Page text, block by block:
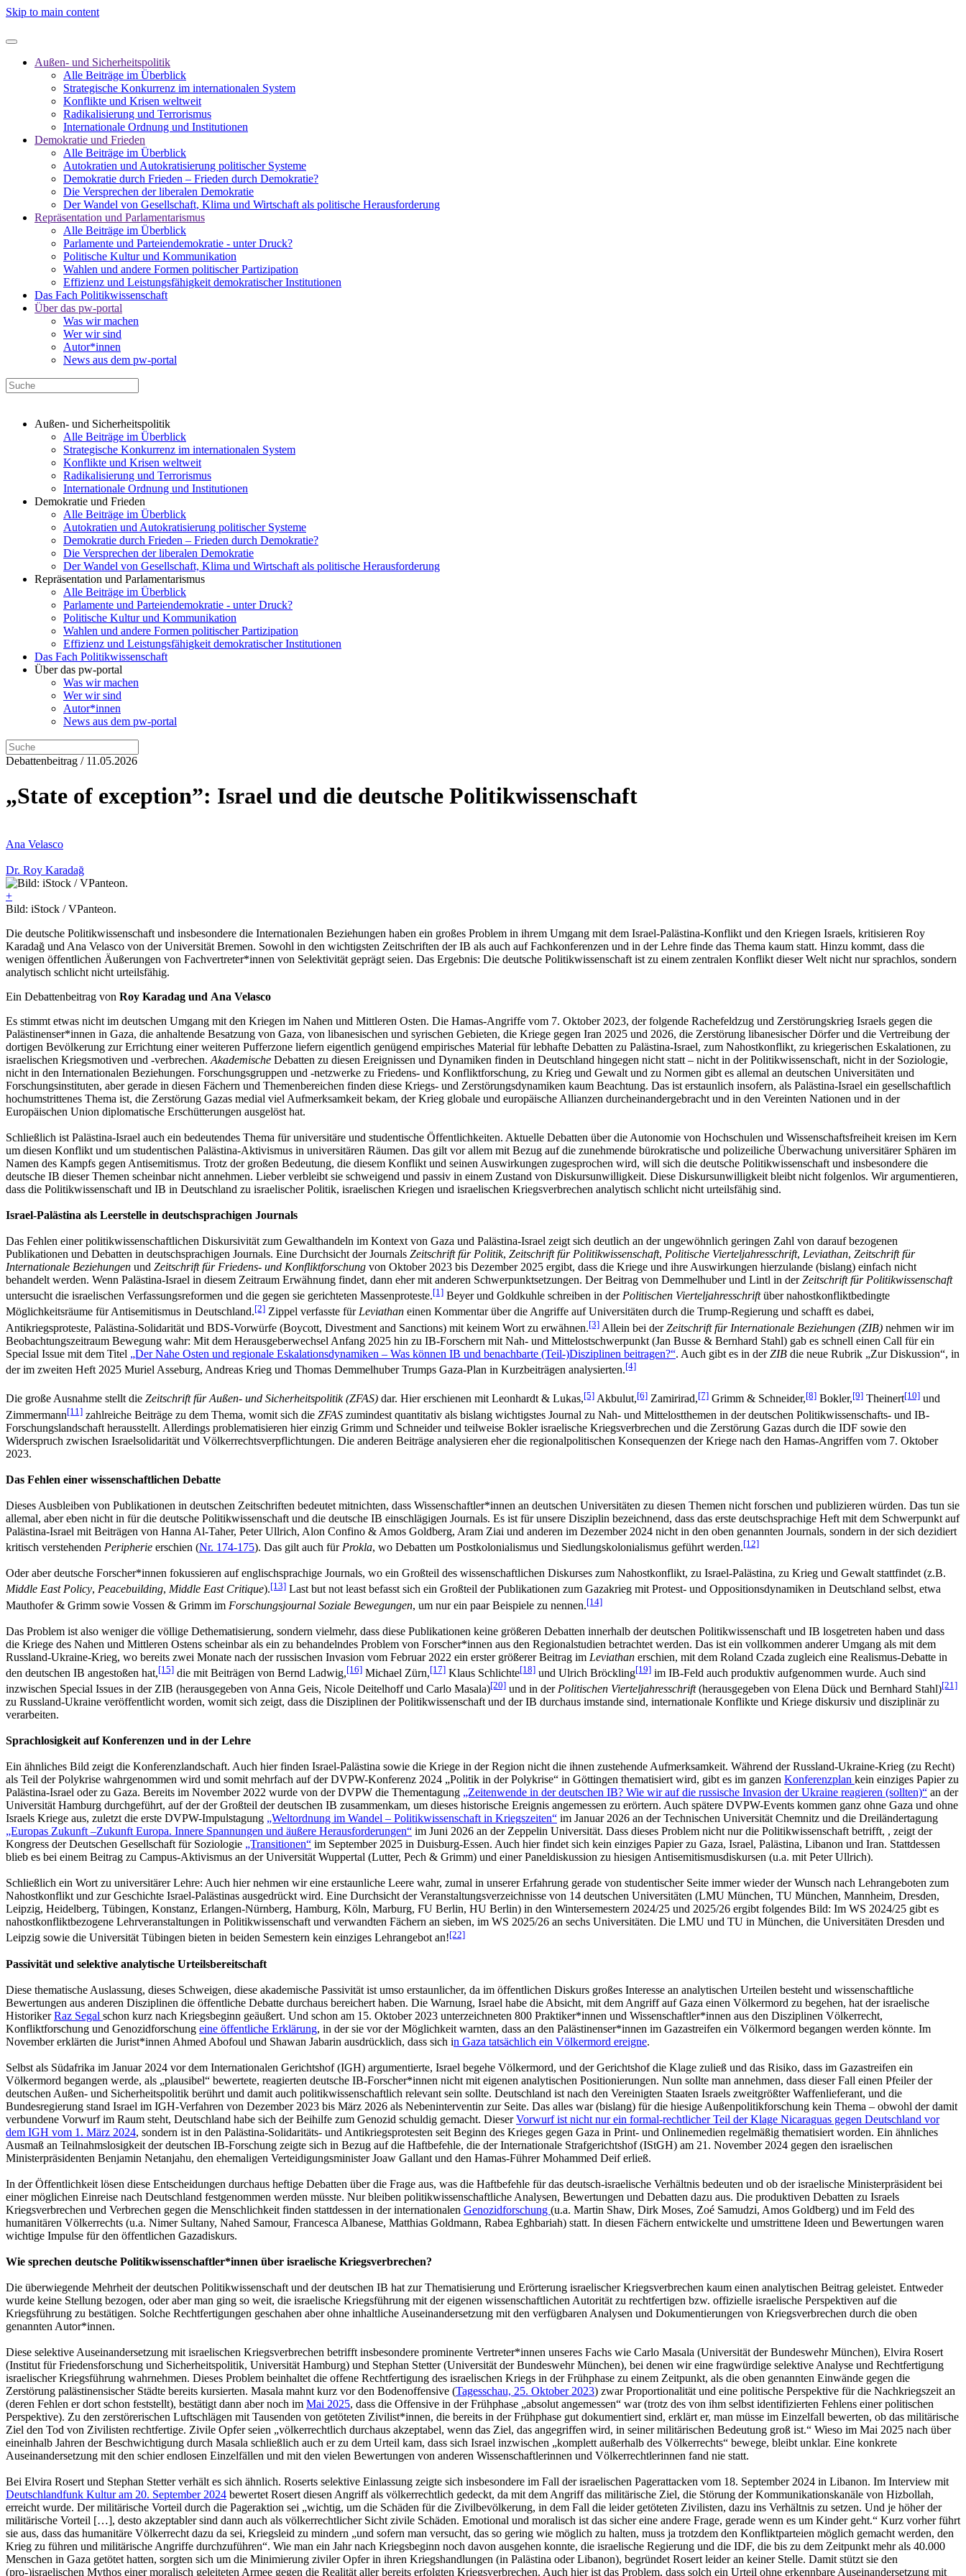
Skip to main content
Außen- und Sicherheitspolitik
Alle Beiträge im Überblick
Strategische Konkurrenz im internationalen System
Konflikte und Krisen weltweit
Radikalisierung und Terrorismus
Internationale Ordnung und Institutionen
Demokratie und Frieden
Alle Beiträge im Überblick
Autokratien und Autokratisierung politischer Systeme
Demokratie durch Frieden – Frieden durch Demokratie?
Die Versprechen der liberalen Demokratie
Der Wandel von Gesellschaft, Klima und Wirtschaft als politische Herausforderung
Repräsentation und Parlamentarismus
Alle Beiträge im Überblick
Parlamente und Parteiendemokratie - unter Druck?
Politische Kultur und Kommunikation
Wahlen und andere Formen politischer Partizipation
Effizienz und Leistungsfähigkeit demokratischer Institutionen
Das Fach Politikwissenschaft
Über das pw-portal
Was wir machen
Wer wir sind
Autor*innen
News aus dem pw-portal
Außen- und Sicherheitspolitik
Alle Beiträge im Überblick
Strategische Konkurrenz im internationalen System
Konflikte und Krisen weltweit
Radikalisierung und Terrorismus
Internationale Ordnung und Institutionen
Demokratie und Frieden
Alle Beiträge im Überblick
Autokratien und Autokratisierung politischer Systeme
Demokratie durch Frieden – Frieden durch Demokratie?
Die Versprechen der liberalen Demokratie
Der Wandel von Gesellschaft, Klima und Wirtschaft als politische Herausforderung
Repräsentation und Parlamentarismus
Alle Beiträge im Überblick
Parlamente und Parteiendemokratie - unter Druck?
Politische Kultur und Kommunikation
Wahlen und andere Formen politischer Partizipation
Effizienz und Leistungsfähigkeit demokratischer Institutionen
Das Fach Politikwissenschaft
Über das pw-portal
Was wir machen
Wer wir sind
Autor*innen
News aus dem pw-portal
Debattenbeitrag / 11.05.2026
„State of exception”: Israel und die deutsche Politikwissenschaft
Ana Velasco
Dr. Roy Karadağ
+
Bild: iStock / VPanteon.
Die deutsche Politikwissenschaft und insbesondere die Internationalen Beziehungen haben ein großes Problem in ihrem Umgang mit dem Israel-Palästina-Konflikt und den Kriegen Israels, kritisieren Roy
Karadağ und Ana Velasco von der Universität Bremen. Sowohl in den wichtigsten Zeitschriften der IB als auch auf Fachkonferenzen und in der Lehre finde das Thema kaum statt. Hinzu kommt, dass die
wenigen öffentlichen Äußerungen von Fachvertreter*innen von Selektivität geprägt seien. Das Ergebnis: Die deutsche Politikwissenschaft ist zu einem zentralen Konflikt dieser Welt nicht nur sprachlos, sondern
analytisch schlicht nicht urteilsfähig.
Ein Debattenbeitrag von Roy Karadag und Ana Velasco
Es stimmt etwas nicht im deutschen Umgang mit den Kriegen im Nahen und Mittleren Osten. Die Hamas-Angriffe vom 7. Oktober 2023, der folgende Rachefeldzug und Zerstörungskrieg Israels gegen die
Palästinenser*innen in Gaza, die anhaltende Besatzung von Gaza, von libanesischen und syrischen Gebieten, die Kriege gegen Iran 2025 und 2026, die Zerstörung libanesischer Dörfer und die Vertreibung der
dortigen Bevölkerung zur Errichtung einer weiteren Pufferzone liefern eigentlich genügend empirisches Material für lebhafte Debatten zu Palästina-Israel, zum Nahostkonflikt, zu kriegerischen Eskalationen, zu
israelischen Kriegsmotiven und -verbrechen. Akademische Debatten zu diesen Ereignissen und Dynamiken finden in Deutschland hingegen nicht statt – nicht in der Politikwissenschaft, nicht in der Soziologie,
nicht in den Internationalen Beziehungen. Forschungsgruppen und -netzwerke zu Friedens- und Konfliktforschung, zu Krieg und Gewalt und zu Normen gibt es allemal an deutschen Universitäten und
Forschungsinstituten, aber gerade in diesen Fächern und Themenbereichen finden diese Kriegs- und Zerstörungsdynamiken kaum Beachtung. Das ist erstaunlich insofern, als Palästina-Israel ein gesellschaftlich
hochumstrittenes Thema ist, die Zerstörung Gazas medial viel Aufmerksamkeit bekam, der Krieg globale und europäische Allianzen durcheinandergebracht und in den Vereinten Nationen und in der
Europäischen Union diplomatische Erschütterungen ausgelöst hat.
Schließlich ist Palästina-Israel auch ein bedeutendes Thema für universitäre und studentische Öffentlichkeiten. Aktuelle Debatten über die Autonomie von Hochschulen und Wissenschaftsfreiheit kreisen im Kern
um diesen Konflikt und um studentischen Palästina-Aktivismus in universitären Räumen. Das gilt vor allem mit Bezug auf die zunehmende bürokratische und polizeiliche Überwachung universitärer Sphären im
Namen des Kampfs gegen Antisemitismus. Trotz der großen Bedeutung, die diesem Konflikt und seinen Auswirkungen zugesprochen wird, will sich die deutsche Politikwissenschaft und insbesondere die
deutsche IB dieser Themen scheinbar nicht annehmen. Lieber verbleibt sie schweigend und passiv in einem Zustand von Diskursunwilligkeit. Diese Diskursunwilligkeit bleibt nicht folgenlos. Wir argumentieren,
dass die Politikwissenschaft und IB in Deutschland zu israelischer Politik, israelischen Kriegen und israelischen Kriegsverbrechen analytisch schlicht nicht urteilsfähig sind.
Israel-Palästina als Leerstelle in deutschsprachigen Journals
Das Fehlen einer politikwissenschaftlichen Diskursivität zum Gewalthandeln im Kontext von Gaza und Palästina-Israel zeigt sich deutlich an der ungewöhnlich geringen Zahl von darauf bezogenen
Publikationen und Debatten in deutschsprachigen Journals. Eine Durchsicht der Journals Zeitschrift für Politik, Zeitschrift für Politikwissenschaft, Politische Vierteljahresschrift, Leviathan, Zeitschrift für
Internationale Beziehungen und Zeitschrift für Friedens- und Konfliktforschung von Oktober 2023 bis Dezember 2025 ergibt, dass die Kriege und ihre Auswirkungen hierzulande (bislang) einfach nicht
behandelt werden. Wenn Palästina-Israel in diesem Zeitraum Erwähnung findet, dann eher mit anderen Schwerpunktsetzungen. Der Beitrag von Demmelhuber und Lintl in derZeitschrift für Politikwissenschaft
untersucht die israelischen Verfassungsreformen und die gegen sie gerichteten Massenproteste.[1] Beyer und Goldkuhle schreiben in der Politischen Vierteljahresschriftüber nahostkonfliktbedingte
Möglichkeitsräume für Antisemitismus in Deutschland.[2] Zippel verfasste fürLeviathan einen Kommentar über die Angriffe auf Universitäten durch die Trump-Regierung und schafft es dabei,
Antikriegsproteste, Palästina-Solidarität und BDS-Vorwürfe (Boycott, Divestment and Sanctions) mit keinem Wort zu erwähnen.[3] Allein bei derZeitschrift für Internationale Beziehungen (ZIB) nehmen wir im
Beobachtungszeitraum Bewegung wahr: Mit dem Herausgeberwechsel Anfang 2025 hin zu IB-Forschern mit Nah- und Mittelostschwerpunkt (Jan Busse & Bernhard Stahl) gab es schnell einen Call für ein
Special Issue mit dem Titel „Der Nahe Osten und regionale Eskalationsdynamiken – Was können IB und benachbarte (Teil-)Disziplinen beitragen?“. Auch gibt es in derZIB die neue Rubrik „Zur Diskussion“, in
der im zweiten Heft 2025 Muriel Asseburg, Andreas Krieg und Thomas Demmelhuber Trumps Gaza-Plan in Kurzbeiträgen analysierten.[4]
Die große Ausnahme stellt die Zeitschrift für Außen- und Sicherheitspolitik (ZFAS) dar. Hier erschienen mit Leonhardt & Lukas,[5] Akbulut,[6] Zamirirad,[7] Grimm & Schneider,[8] Bokler,[9] Theinert[10] und
Zimmermann[11] zahlreiche Beiträge zu dem Thema, womit sich die ZFAS zumindest quantitativ als bislang wichtigstes Journal zu Nah- und Mittelostthemen in der deutschen Politikwissenschafts- und IB-
Forschungslandschaft herausstellt. Allerdings problematisieren hier einzig Grimm und Schneider und teilweise Bokler israelische Kriegsverbrechen und die Zerstörung Gazas durch die IDF sowie den
Widerspruch zwischen Israelsolidarität und Völkerrechtsverpflichtungen. Die anderen Beiträge analysieren eher die regionalpolitischen Konsequenzen der Kriege nach den Hamas-Angriffen vom 7. Oktober
2023.
Das Fehlen einer wissenschaftlichen Debatte
Dieses Ausbleiben von Publikationen in deutschen Zeitschriften bedeutet mitnichten, dass Wissenschaftler*innen an deutschen Universitäten zu diesen Themen nicht forschen und publizieren würden. Das tun sie
allemal, aber eben nicht in für die deutsche Politikwissenschaft und die deutsche IB einschlägigen Journals. Es ist für unsere Disziplin bezeichnend, dass das erste deutschsprachige Heft mit dem Schwerpunkt auf
Palästina-Israel mit Beiträgen von Hanna Al-Taher, Peter Ullrich, Alon Confino & Amos Goldberg, Aram Ziai und anderen im Dezember 2024 nicht in den oben genannten Journals, sondern in der sich dezidiert
kritisch verstehenden Peripherie erschien (Nr. 174-175). Das gilt auch für Prokla, wo Debatten um Postkolonialismus und Siedlungskolonialismus geführt werden.[12]
Oder aber deutsche Forscher*innen fokussieren auf englischsprachige Journals, wo ein Großteil des wissenschaftlichen Diskurses zum Nahostkonflikt, zu Israel-Palästina, zu Krieg und Gewalt stattfindet (z.B.
Middle East Policy, Peacebuilding, Middle East Critique).[13] Last but not least befasst sich ein Großteil der Publikationen zum Gazakrieg mit Protest- und Oppositionsdynamiken in Deutschland selbst, etwa
Mauthofer & Grimm sowie Vossen & Grimm im Forschungsjournal Soziale Bewegungen, um nur ein paar Beispiele zu nennen.[14]
Das Problem ist also weniger die völlige Dethematisierung, sondern vielmehr, dass diese Publikationen keine größeren Debatten innerhalb der deutschen Politikwissenschaft und IB losgetreten haben und dass
die Kriege des Nahen und Mittleren Ostens scheinbar als ein zu behandelndes Problem von Forscher*innen aus den Regionalstudien betrachtet werden. Das ist ein vollkommen anderer Umgang als mit dem
Russland-Ukraine-Krieg, wo bereits zwei Monate nach der russischen Invasion vom Februar 2022 ein erster größerer Beitrag im Leviathan erschien, mit dem Roland Czada zugleich eine Realismus-Debatte in
den deutschen IB angestoßen hat,[15] die mit Beiträgen von Bernd Ladwig,[16] Michael Zürn,[17] Klaus Schlichte[18] und Ulrich Bröckling[19] im IB-Feld auch produktiv aufgenommen wurde. Auch sind
inzwischen Special Issues in der ZIB (herausgegeben von Anna Geis, Nicole Deitelhoff und Carlo Masala)[20] und in derPolitischen Vierteljahresschrift(herausgegeben von Elena Dück und Bernhard Stahl)[21]
zu Russland-Ukraine veröffentlicht worden, womit sich zeigt, dass die Disziplinen der Politikwissenschaft und der IB durchaus imstande sind, internationale Konflikte und Kriege diskursiv und disziplinär zu
verarbeiten.
Sprachlosigkeit auf Konferenzen und in der Lehre
Ein ähnliches Bild zeigt die Konferenzlandschaft. Auch hier finden Israel-Palästina sowie die Kriege in der Region nicht die ihnen zustehende Aufmerksamkeit. Während der Russland-Ukraine-Krieg (zu Recht)
als Teil der Polykrise wahrgenommen wird und somit mehrfach auf der DVPW-Konferenz 2024 „Politik in der Polykrise“ in Göttingen thematisiert wird, gibt es im ganzen Konferenzplan kein einziges Papier zu
Palästina-Israel oder zu Gaza. Bereits im November 2022 wurde von der DVPW die Thementagung „Zeitenwende in der deutschen IB? Wie wir auf die russische Invasion der Ukraine reagieren (sollten)“ an der
Universität Hamburg durchgeführt, auf der der Großteil der deutschen IB zusammenkam, um dieses historische Ereignis angemessen zu erörtern. Auch spätere DVPW-Events kommen ganz ohne Gaza und ohne
Israels Kriege aus, zuletzt die erste DVPW-Impulstagung „Weltordnung im Wandel – Politikwissenschaft in Kriegszeiten“ im Januar 2026 an der Technischen Universität Chemnitz und die Dreiländertagung
„Europas Zukunft –Zukunft Europa. Innere Spannungen und äußere Herausforderungen“ im Juni 2026 an der Zeppelin Universität. Dass dieses Problem nicht nur die Politikwissenschaft betrifft, , zeigt der
Kongress der Deutschen Gesellschaft für Soziologie „Transitionen“ im September 2025 in Duisburg-Essen. Auch hier findet sich kein einziges Papier zu Gaza, Israel, Palästina, Libanon und Iran. Stattdessen
blieb es bei einem Beitrag zu Campus-Aktivismus an der Universität Wuppertal (Lutter, Pech & Grimm) und einer Paneldiskussion zu hiesigen Antisemitismusdiskursen (u.a. mit Peter Ullrich).
Schließlich ein Wort zu universitärer Lehre: Auch hier nehmen wir eine erstaunliche Leere wahr, zumal in unserer Erfahrung gerade von studentischer Seite immer wieder der Wunsch nach Lehrangeboten zum
Nahostkonflikt und zur Geschichte Israel-Palästinas ausgedrückt wird. Eine Durchsicht der Veranstaltungsverzeichnisse von 14 deutschen Universitäten (LMU München, TU München, Mannheim, Dresden,
Leipzig, Heidelberg, Tübingen, Konstanz, Erlangen-Nürnberg, Hamburg, Köln, Marburg, FU Berlin, HU Berlin) in den Wintersemestern 2024/25 und 2025/26 ergibt folgendes Bild: Im WS 2024/25 gibt es
nahostkonfliktbezogene Lehrveranstaltungen in Politikwissenschaft und verwandten Fächern an sieben, im WS 2025/26 an sechs Universitäten. Die LMU und TU in München, die Universitäten Dresden und
Leipzig sowie die Universität Tübingen bieten in beiden Semestern kein einziges Lehrangebot an![22]
Passivität und selektive analytische Urteilsbereitschaft
Diese thematische Auslassung, dieses Schweigen, diese akademische Passivität ist umso erstaunlicher, da im öffentlichen Diskurs großes Interesse an analytischen Urteilen besteht und wissenschaftliche
Bewertungen aus anderen Disziplinen die öffentliche Debatte durchaus bereichert haben. Die Warnung, Israel habe die Absicht, mit dem Angriff auf Gaza einen Völkermord zu begehen, hat der israelische
HistorikerRaz Segal schon kurz nach Kriegsbeginn geäußert. Und schon am 15. Oktober 2023 unterzeichneten 800 Praktiker*innen und Wissenschaftler*innen aus den Disziplinen Völkerrecht,
Konfliktforschung und Genozidforschung eine öffentliche Erklärung, in der sie vor der Möglichkeit warnten, dass an den Palästinenser*innen im Gazastreifen ein Völkermord begangen werden könnte. Im
November erklärten die Jurist*innen Ahmed Abofoul und Shawan Jabarin ausdrücklich, dass sich in Gaza tatsächlich ein Völkermord ereigne.
Selbst als Südafrika im Januar 2024 vor dem Internationalen Gerichtshof (IGH) argumentierte, Israel begehe Völkermord, und der Gerichtshof die Klage zuließ und das Risiko, dass im Gazastreifen ein
Völkermord begangen werde, als „plausibel“ bewertete, reagierten deutsche IB-Forscher*innen nicht mit eigenen analytischen Positionierungen. Nun sollte man annehmen, dass dieser Fall einen Pfeiler der
deutschen Außen- und Sicherheitspolitik berührt und damit auch politikwissenschaftlich relevant sein sollte. Deutschland ist nach den Vereinigten Staaten Israels zweitgrößter Waffenlieferant, und die
Bundesregierung stand Israel im IGH-Verfahren von Dezember 2023 bis März 2026 als Nebeninterventin zur Seite. Das alles war (bislang) für die hiesige Außenpolitikforschung kein Thema – obwohl der damit
verbundene Vorwurf im Raum steht, Deutschland habe sich der Beihilfe zum Genozid schuldig gemacht. DieserVorwurf ist nicht nur ein formal-rechtlicher Teil der Klage Nicaraguas gegen Deutschland vor
dem IGH vom 1. März 2024, sondern ist in den Palästina-Solidaritäts- und Antikriegsprotesten seit Beginn des Krieges gegen Gaza in Print- und Onlinemedien regelmäßig thematisiert worden. Ein ähnliches
Ausmaß an Teilnahmslosigkeit der deutschen IB-Forschung zeigte sich in Bezug auf die Haftbefehle, die der Internationale Strafgerichtshof (IStGH) am 21. November 2024 gegen den israelischen
Ministerpräsidenten Benjamin Netanjahu, den ehemaligen Verteidigungsminister Joaw Gallant und den Hamas-Führer Mohammed Deif erließ.
In der Öffentlichkeit lösen diese Entscheidungen durchaus heftige Debatten über die Frage aus, was die Haftbefehle für das deutsch-israelische Verhältnis bedeuten und ob der israelische Ministerpräsident bei
einer möglichen Einreise nach Deutschland festgenommen werden müsste. Nur bleiben politikwissenschaftliche Analysen, Bewertungen und Debatten dazu aus. Die produktiven Debatten zu Israels
Kriegsverbrechen und Verbrechen gegen die Menschlichkeit finden stattdessen in der internationalen Genozidforschung (u.a. Martin Shaw, Dirk Moses, Zoé Samudzi, Amos Goldberg) und im Feld des
humanitären Völkerrechts (u.a. Nimer Sultany, Nahed Samour, Francesca Albanese, Matthias Goldmann, Rabea Eghbariah) statt. In diesen Fächern entwickelte und umstrittene Ideen und Bewertungen waren
wichtige Impulse für den öffentlichen Gazadiskurs.
Wie sprechen deutsche Politikwissenschaftler*innen über israelische Kriegsverbrechen?
Die überwiegende Mehrheit der deutschen Politikwissenschaft und der deutschen IB hat zur Thematisierung und Erörterung israelischer Kriegsverbrechen kaum einen analytischen Beitrag geleistet. Entweder
wurde keine Stellung bezogen, oder aber man ging so weit, die israelische Kriegsführung mit der eigenen wissenschaftlichen Autorität zu rechtfertigen bzw. offizielle israelische Perspektiven auf die
Kriegsführung zu bestätigen. Solche Rechtfertigungen geschahen aber ohne inhaltliche Auseinandersetzung mit den verfügbaren Analysen und Dokumentierungen von Kriegsverbrechen durch die oben
genannten Autor*innen.
Diese selektive Auseinandersetzung mit israelischen Kriegsverbrechen betrifft insbesondere prominente Vertreter*innen unseres Fachs wie Carlo Masala (Universität der Bundeswehr München), Elvira Rosert
(Institut für Friedensforschung und Sicherheitspolitik, Universität Hamburg) und Stephan Stetter (Universität der Bundeswehr München), bei denen wir eine fragwürdige selektive Analyse und Rechtfertigung
israelischer Kriegsführung wahrnehmen. Dieses Problem beinhaltet die offene Rechtfertigung des israelischen Kriegs in der Frühphase zu einem Zeitpunkt, als die oben genannten Einwände gegen die
Zerstörung palästinensischer Städte bereits kursierten. Masala mahnt kurz vor den Bodenoffensive (Tagesschau, 25. Oktober 2023) zwar Proportionalität und eine politische Perspektive für die Nachkriegszeit an
(deren Fehlen er dort schon feststellt), bestätigt dann aber noch im Mai 2025, dass die Offensive in der Frühphase „absolut angemessen“ war (trotz des von ihm selbst identifizierten Fehlens einer politischen
Perspektive). Zu den zerstörerischen Luftschlägen mit Tausenden von getöteten Zivilist*innen, die bereits in der Frühphase gut dokumentiert sind, erklärt er, man müsse im Einzelfall bewerten, ob das militärische
Ziel den Tod von Zivilisten rechtfertige. Zivile Opfer seien „völkerrechtlich durchaus akzeptabel, wenn das Ziel, das angegriffen wird, in seiner militärischen Bedeutung groß ist.“ Wieso im Mai 2025 nach über
eineinhalb Jahren der Beschwichtigung durch Masala schließlich auch er zu dem Urteil kam, dass sich Israel inzwischen „komplett außerhalb des Völkerrechts“ bewege, bleibt unklar. Eine konkrete
Auseinandersetzung mit den schier endlosen Einzelfällen und mit den vielen Bewertungen von anderen Wissenschaftlerinnen und Völkerrechtlerinnen fand nie statt.
Bei Elvira Rosert und Stephan Stetter verhält es sich ähnlich. Roserts selektive Einlassung zeigte sich insbesondere im Fall der israelischen Pagerattacken vom 18. September 2024 in Libanon. Im Interview mit
Deutschlandfunk Kultur am 20. September 2024 bewertet Rosert diesen Angriff als völkerrechtlich gedeckt, da mit dem Angriff das militärische Ziel, die Störung der Kommunikationskanäle von Hizbollah,
erreicht wurde. Der militärische Vorteil durch die Pageraktion sei „wichtig, um die Schäden für die Zivilbevölkerung, in dem Fall die leider getöteten Zivilisten, dazu ins Verhältnis zu setzen. Und je höher der
militärische Vorteil […], desto akzeptabler sind dann auch als völkerrechtlicher Sicht zivile Schäden. Emotional und moralisch ist das sicher eine andere Frage, gerade wenn es um Kinder geht.“ Kurz vorher führt
sie aus, dass das humanitäre Völkerrecht dazu da sei, Kriegsleid zu mindern „und sofern man versucht, das so gering wie möglich zu halten, muss ja trotzdem den Konfliktparteien möglich gemacht werden, den
Krieg zu führen und militärische Angriffe durchzuführen“. Wie man ein Jahr nach Kriegsbeginn noch davon ausgehen konnte, die israelische Regierung und die IDF, die bis zu dem Zeitpunkt mehr als 40.000
Menschen in Gaza getötet hatten, sorgten sich um die Minimierung ziviler Opfer in ihren Kriegshandlungen (in Palästina oder Libanon), begründet Rosert leider an keiner Stelle. Damit stützt sie den
(pro-)israelischen Mythos einer moralisch geleiteten Armee gegen die Realität aller bereits erfolgten Kriegsverbrechen. Auch hier ist das Problem, dass solch ein Urteil ohne erkennbare Auseinandersetzung mit